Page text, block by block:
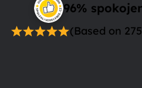
96%
(Based on